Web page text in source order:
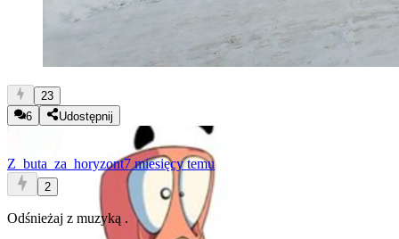
23
6
Udostępnij
Z_buta_za_horyzont7 miesięcy temu
2
Odśnieżaj z muzyką .